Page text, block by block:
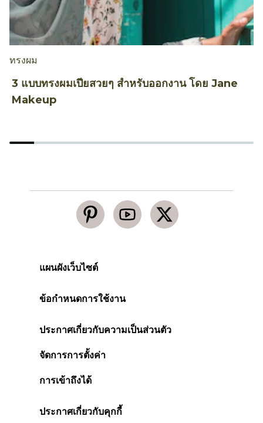
ทรงผม
3 แบบทรงผมเปียสวยๆ สำหรับออกงาน โดย Jane
Makeup
แผนผังเว็บไซต์
ข้อกำหนดการใช้งาน
ประกาศเกี่ยวกับความเป็นส่วนตัว
จัดการการตั้งค่า
การเข้าถึงได้
ประกาศเกี่ยวกับคุกกี้